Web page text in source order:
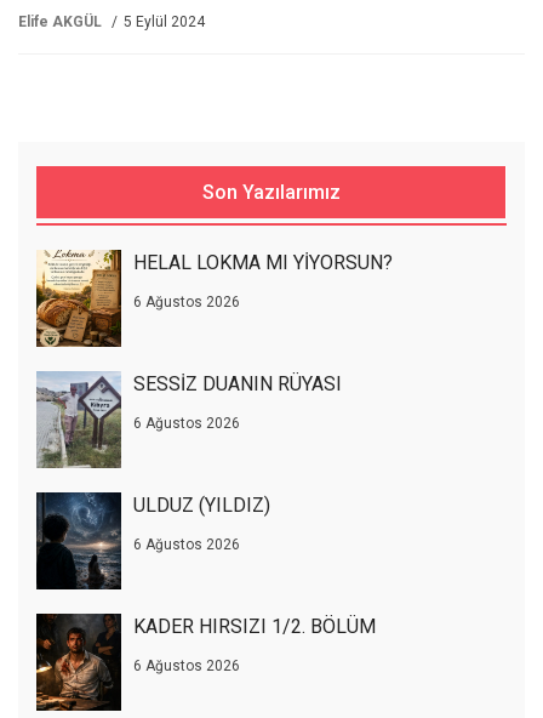
Elife AKGÜL 5 Eylül 2024
Son Yazılarımız
HELAL LOKMA MI YİYORSUN?
6 Ağustos 2026
SESSİZ DUANIN RÜYASI
6 Ağustos 2026
ULDUZ (YILDIZ)
6 Ağustos 2026
KADER HIRSIZI 1/2. BÖLÜM
6 Ağustos 2026